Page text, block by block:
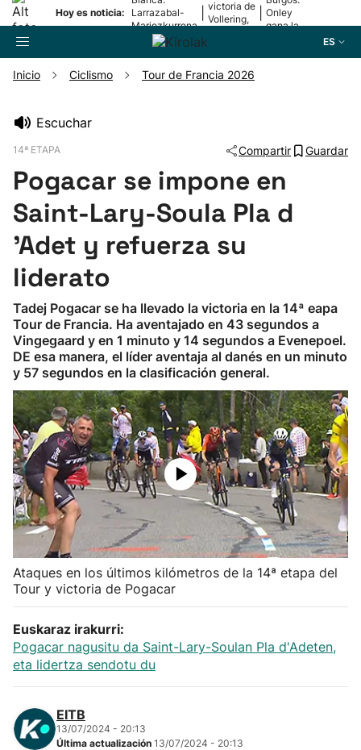
Hoy es noticia:
Larrazabal-
Mariezkurrena
II, a la final
victoria de
Vollering,
Onley
gana la
ES
Pelota
Remo
Ciclismo
Herri-kirolak
Balonmano
Kirolak 360
Atletismo
Carreras de montaña
Más deportes
"Helmuga"
Inicio Ciclismo Tour de Francia 2026
Escuchar
14ª ETAPA Compartir Guardar
Pogacar se impone en
Saint-Lary-Soula Pla d
'Adet y refuerza su
liderato
Tadej Pogacar se ha llevado la victoria en la 14ª eapa
Tour de Francia. Ha aventajado en 43 segundos a
Vingegaard y en 1 minuto y 14 segundos a Evenepoel.
DE esa manera, el líder aventaja al danés en un minuto
y 57 segundos en la clasificación general.
Ataques en los últimos kilómetros de la 14ª etapa del
Tour y victoria de Pogacar
Euskaraz irakurri:
Pogacar nagusitu da Saint-Lary-Soulan Pla d'Adeten,
eta lidertza sendotu du
EITB
13/07/2024 - 20:13
Última actualización 13/07/2024 - 20:13